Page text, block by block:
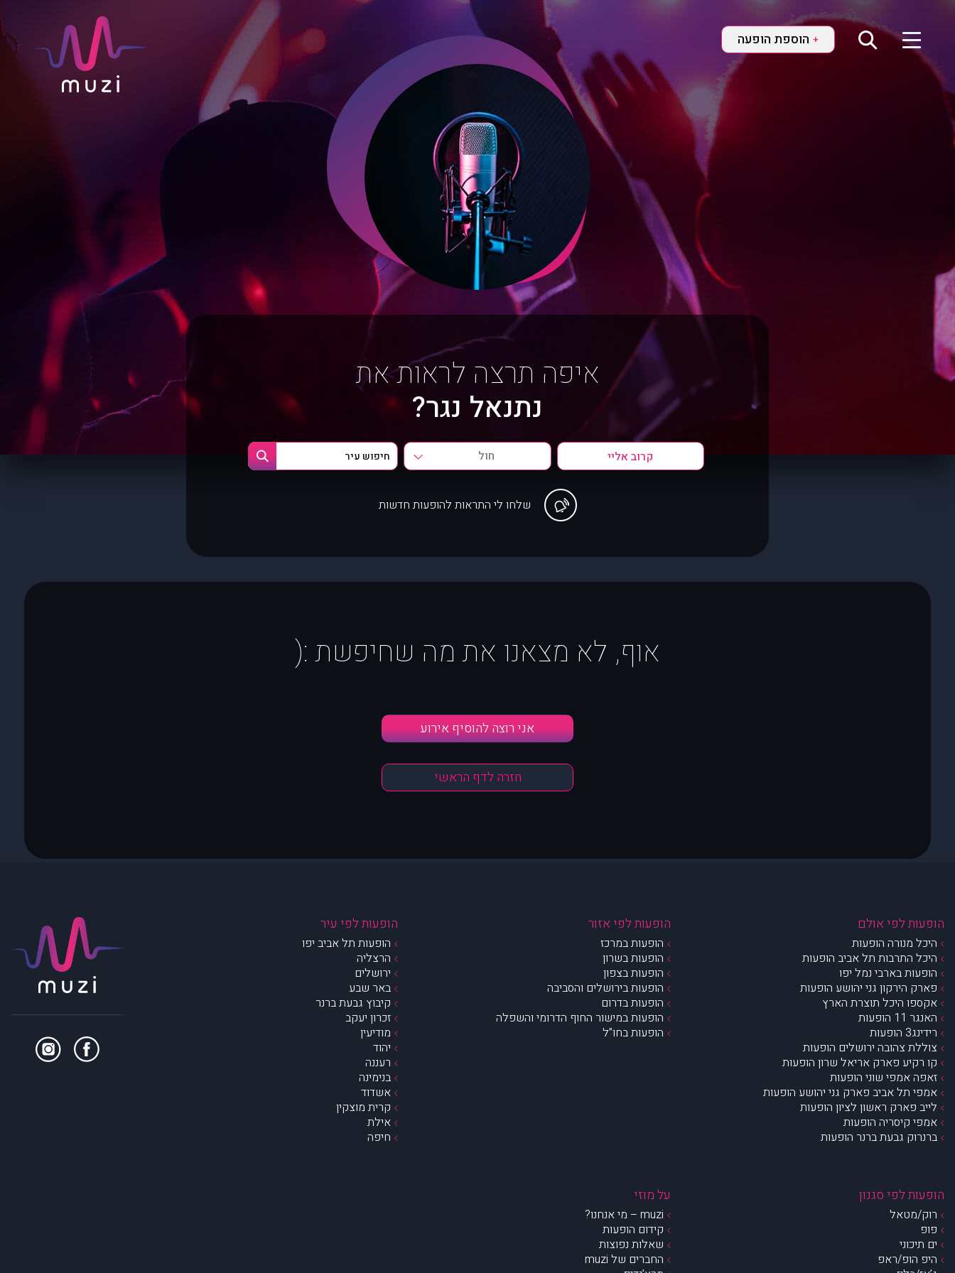
+ הוספת הופעה
איפה תרצה לראות את
נתנאל נגר?
חול
שלחו לי התראות להופעות חדשות
אוף, לא מצאנו את מה שחיפשת :(
אני רוצה להוסיף אירוע
חזרה לדף הראשי
הופעות לפי אולם
היכל מנורה הופעות
היכל התרבות תל אביב הופעות
הופעות בארבי נמל יפו
פארק הירקון גני יהושע הופעות
אקספו היכל תוצרת הארץ
האנגר 11 הופעות
רידינג3 הופעות
צוללת צהובה ירושלים הופעות
קו רקיע פארק אריאל שרון הופעות
זאפה אמפי שוני הופעות
אמפי תל אביב פארק גני יהושע הופעות
לייב פארק ראשון לציון הופעות
אמפי קיסריה הופעות
ברנרוק גבעת ברנר הופעות
הופעות לפי אזור
הופעות במרכז
הופעות בשרון
הופעות בצפון
הופעות בירושלים והסביבה
הופעות בדרום
הופעות במישור החוף הדרומי והשפלה
הופעות בחו”ל
הופעות לפי עיר
הופעות תל אביב יפו
הרצליה
ירושלים
באר שבע
קיבוץ גבעת ברנר
זכרון יעקב
מודיעין
יהוד
רעננה
בנימינה
אשדוד
קרית מוצקין
אילת
חיפה
הופעות לפי סגנון
רוק/מטאל
פופ
ים תיכוני
היפ הופ/ראפ
על מוזי
muzi – מי אנחנו?
קידום הופעות
שאלות נפוצות
החברים של muzi